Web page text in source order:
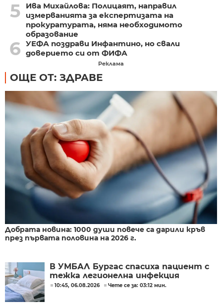
5
Ива Михайлова: Полицаят, направил
измерванията за експертизата на
прокуратурата, няма необходимото
образование
6 УЕФА поздрави Инфантино, но свали
доверието си от ФИФА
Реклама
ОЩЕ ОТ: ЗДРАВЕ
Добрата новина: 1000 души повече са дарили кръв
през първата половина на 2026 г.
В УМБАЛ Бургас спасиха пациент с
тежка легионелна инфекция
10:45, 06.08.2026 Чете се за: 03:12 мин.